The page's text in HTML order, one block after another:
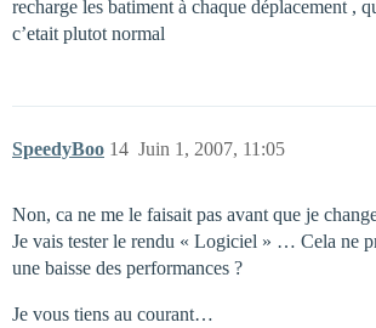
recharge les batiment à chaque déplacement ,
c’etait plutot normal
SpeedyBoo Juin 1, 2007, 11:05
14
Non, ca ne me le faisait pas avant que je
Je vais tester le rendu « Logiciel » … Cela ne
une baisse des performances ?
Je vous tiens au courant…